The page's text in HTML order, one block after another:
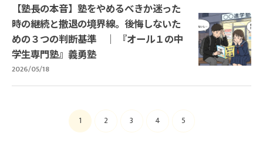
【塾長の本音】塾をやめるべきか迷った
時の継続と撤退の境界線。後悔しないた
めの３つの判断基準 ｜ 『オール１の中
学生専門塾』義勇塾
2026/05/18
1 2 3 4 5